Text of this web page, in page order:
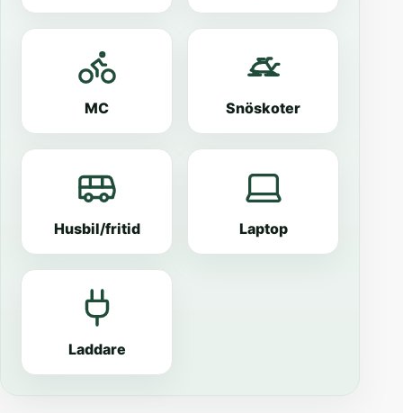
MC Snöskoter
Husbil/fritid Laptop
Laddare